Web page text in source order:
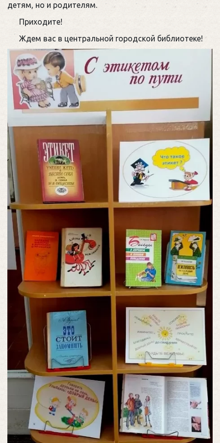
детям, но и родителям.
Приходите!
Ждем вас в центральной городской библиотеке!